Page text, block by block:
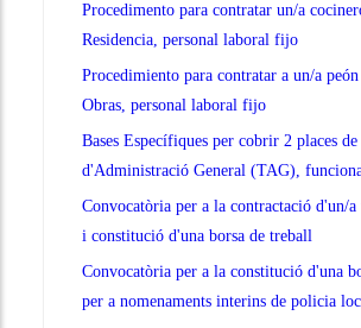
Procedimento para contratar un/a
Residencia, personal laboral fijo
Procedimiento para contratar a un/a
Obras, personal laboral fijo
Bases Específiques per cobrir 2 places
d'Administració General (TAG),
Convocatòria per a la contractació d'un/
i constitució d'una borsa de treball
Convocatòria per a la constitució d'una
per a nomenaments interins de policia